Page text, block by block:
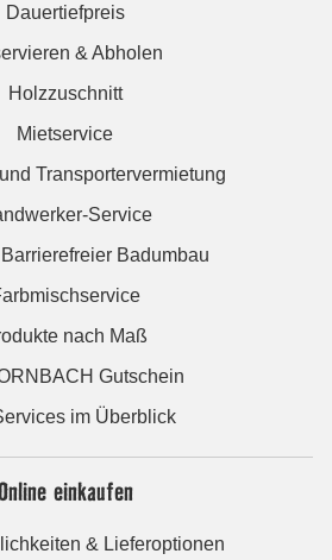
Dauertiefpreis
& Abholen
Holzzuschnitt
Mietservice
Transportervermietung
Service
Badumbau
nach Maß
Gutschein
im Überblick
einkaufen
& Lieferoptionen